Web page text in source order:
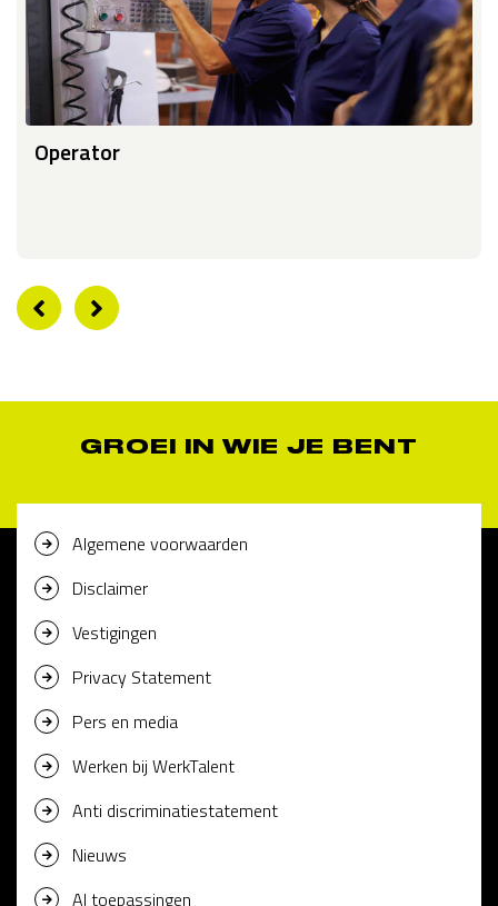
Operator
GROEI IN WIE JE BENT
Algemene voorwaarden
Disclaimer
Vestigingen
Privacy Statement
Pers en media
Werken bij WerkTalent
Anti discriminatiestatement
Nieuws
AI toepassingen